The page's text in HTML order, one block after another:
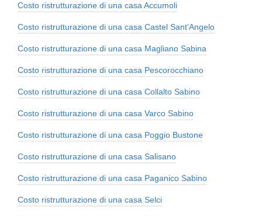
Costo ristrutturazione di una casa Accumoli
Costo ristrutturazione di una casa Castel Sant'Angelo
Costo ristrutturazione di una casa Magliano Sabina
Costo ristrutturazione di una casa Pescorocchiano
Costo ristrutturazione di una casa Collalto Sabino
Costo ristrutturazione di una casa Varco Sabino
Costo ristrutturazione di una casa Poggio Bustone
Costo ristrutturazione di una casa Salisano
Costo ristrutturazione di una casa Paganico Sabino
Costo ristrutturazione di una casa Selci